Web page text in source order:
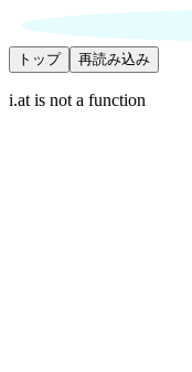
トップ 再読み込み
i.at is not a function